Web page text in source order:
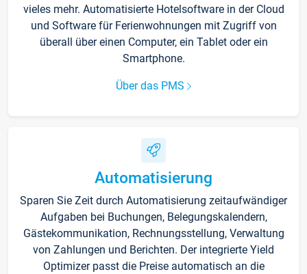
vieles mehr. Automatisierte Hotelsoftware in der Cloud
und Software für Ferienwohnungen mit Zugriff von
überall über einen Computer, ein Tablet oder ein
Smartphone.
Über das PMS
Automatisierung
Sparen Sie Zeit durch Automatisierung zeitaufwändiger
Aufgaben bei Buchungen, Belegungskalendern,
Gästekommunikation, Rechnungsstellung, Verwaltung
von Zahlungen und Berichten. Der integrierte Yield
Optimizer passt die Preise automatisch an die